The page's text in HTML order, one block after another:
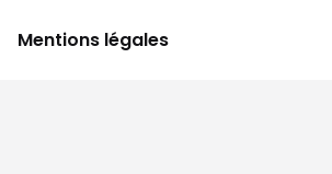
Mentions légales